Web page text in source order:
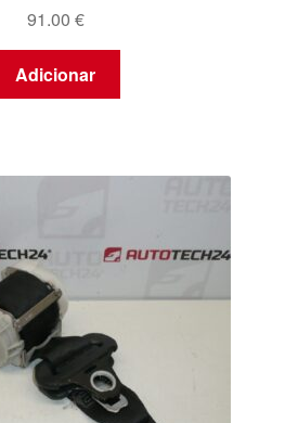
91.00 €
Adicionar